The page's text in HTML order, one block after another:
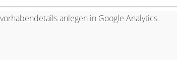
anlegen in Google Analytics